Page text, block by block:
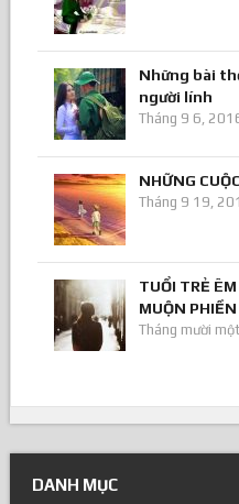
Những bài
người lính
Tháng 9 6,
NHỮNG
Tháng 9 19,
TUỔI TRẺ
MUỘN PHIỀN
Tháng mười
DANH MỤC